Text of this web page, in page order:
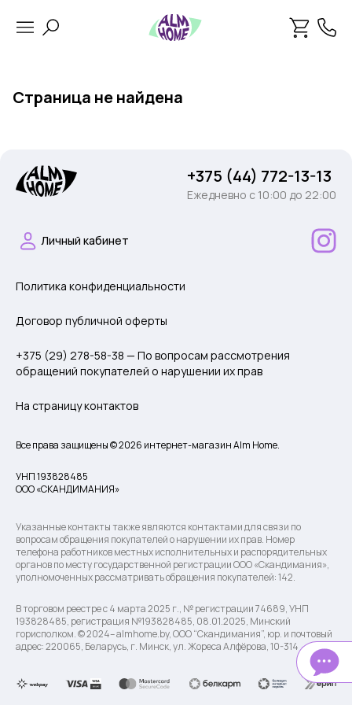
Страница не найдена
+375 (44) 772-13-13
Ежедневно c 10:00 до 22:00
Личный кабинет
Политика конфиденциальности
Договор публичной оферты
+375 (29) 278-58-38 — По вопросам рассмотрения
обращений покупателей о нарушении их прав
На страницу контактов
Все права защищены © 2026 интернет-магазин Alm Home.
УНП 193828485
ООО «СКАНДИМАНИЯ»
Указанные контакты также являются контактами для связи по
вопросам обращения покупателей о нарушении их прав. Номер
телефона работников местных исполнительных и распорядительных
органов по месту государственной регистрации ООО «Скандимания»,
уполномоченных рассматривать обращения покупателей: 142.
В торговом реестре с 4 марта 2025 г., № регистрации 74689, УНП
193828485, регистрация №193828485, 08.01.2025, Минский
горисполком. © 2024– almhome.by, ООО “Скандимания”, юр. и почтовый
адрес: 220065, Беларусь, г. Минск, ул. Жореса Алфёрова, 10-314